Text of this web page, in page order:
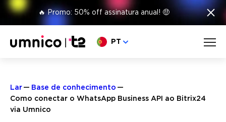
🔥 Promo: 50% off assinatura anual! 🤑 ×
Escolha o seu idioma
PT
Lar
Base de conhecimento
Como conectar o WhatsApp Business API ao Bitrix24
via Umnico